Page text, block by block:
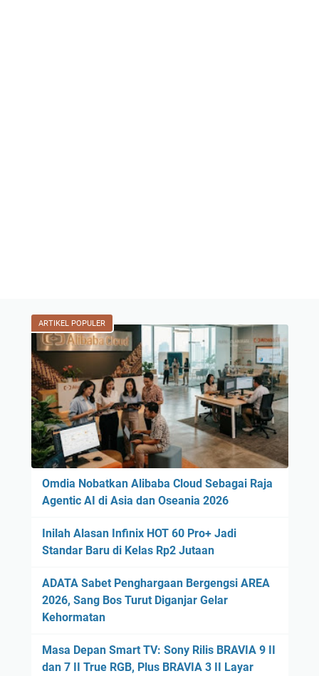
ARTIKEL POPULER
Omdia Nobatkan Alibaba Cloud Sebagai Raja
Agentic AI di Asia dan Oseania 2026
Inilah Alasan Infinix HOT 60 Pro+ Jadi
Standar Baru di Kelas Rp2 Jutaan
ADATA Sabet Penghargaan Bergengsi AREA
2026, Sang Bos Turut Diganjar Gelar
Kehormatan
Masa Depan Smart TV: Sony Rilis BRAVIA 9 II
dan 7 II True RGB, Plus BRAVIA 3 II Layar